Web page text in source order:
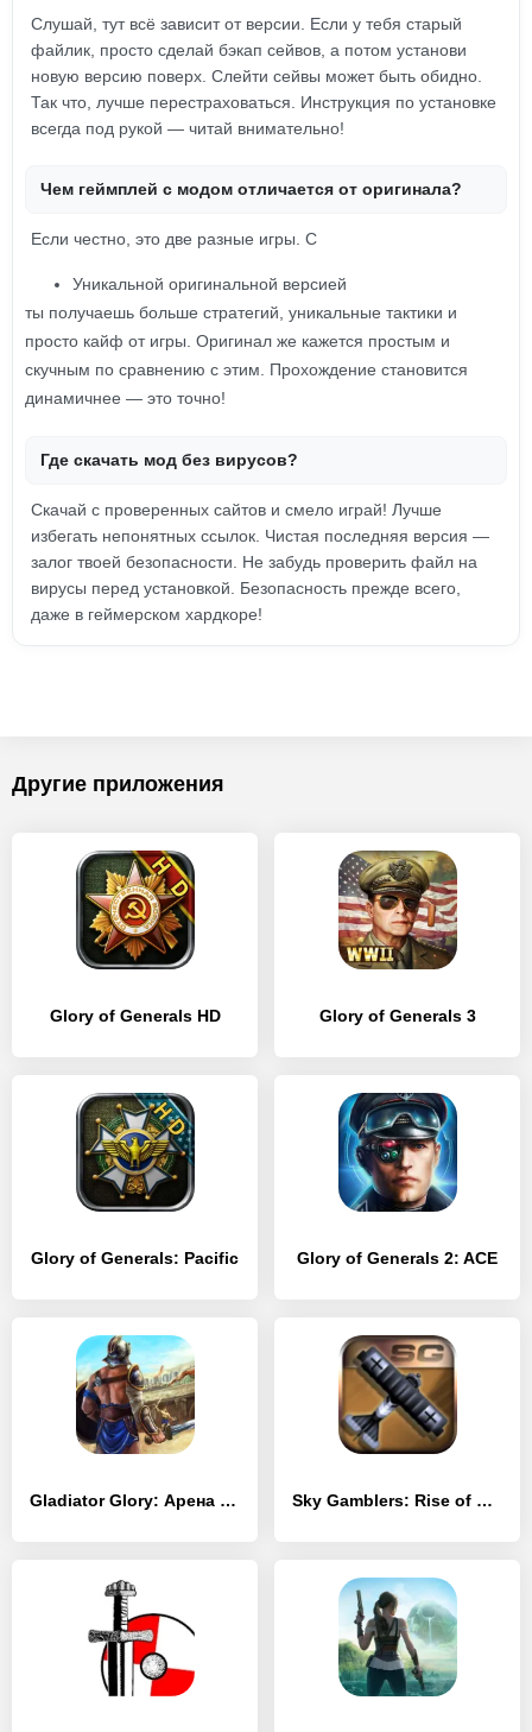
Слушай, тут всё зависит от версии. Если у тебя старый
файлик, просто сделай бэкап сейвов, а потом установи
новую версию поверх. Слейти сейвы может быть обидно.
Так что, лучше перестраховаться. Инструкция по установке
всегда под рукой — читай внимательно!
Чем геймплей с модом отличается от оригинала?
Если честно, это две разные игры. С
Уникальной оригинальной версией
ты получаешь больше стратегий, уникальные тактики и
просто кайф от игры. Оригинал же кажется простым и
скучным по сравнению с этим. Прохождение становится
динамичнее — это точно!
Где скачать мод без вирусов?
Скачай с проверенных сайтов и смело играй! Лучше
избегать непонятных ссылок. Чистая последняя версия —
залог твоей безопасности. Не забудь проверить файл на
вирусы перед установкой. Безопасность прежде всего,
даже в геймерском хардкоре!
Другие приложения
Glory of Generals HD Glory of Generals 3
Glory of Generals: Pacific Glory of Generals 2: ACE
Gladiator Glory: Арена Дуэлей Sky Gamblers: Rise of Glory